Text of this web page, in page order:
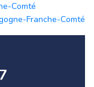
Comté
Franche-Comté